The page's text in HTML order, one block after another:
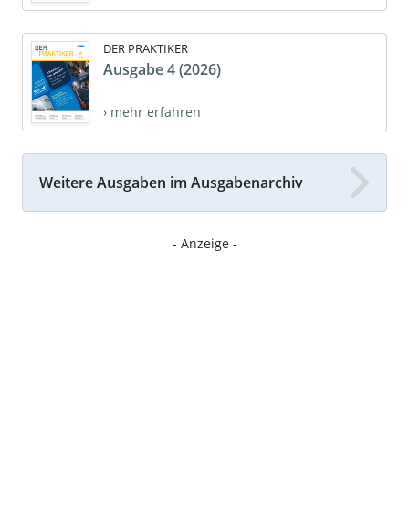
DER PRAKTIKER
Ausgabe 4 (2026)
› mehr erfahren
Weitere Ausgaben im Ausgabenarchiv
- Anzeige -